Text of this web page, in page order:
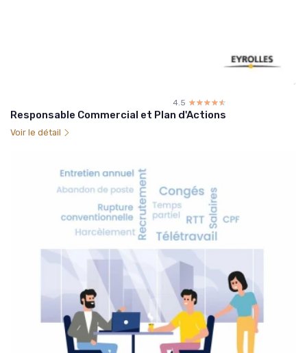
4.5 ☆☆☆☆☆
★★★★★
Responsable Commercial et Plan d'Actions
Voir le détail